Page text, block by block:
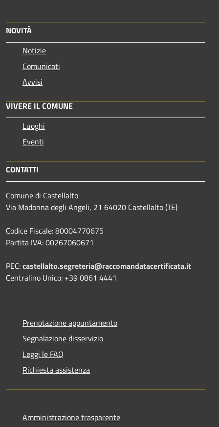
NOVITÀ
Notizie
Comunicati
Avvisi
VIVERE IL COMUNE
Luoghi
Eventi
CONTATTI
Comune di Castellalto
Via Madonna degli Angeli, 21 64020 Castellalto (TE)
Codice Fiscale: 80004770675
Partita IVA: 00267060671
PEC:castellalto.segreteria@raccomandatacertificata.it
Centralino Unico: +39 0861 4441
Prenotazione appuntamento
Segnalazione disservizio
Leggi le FAQ
Richiesta assistenza
Amministrazione trasparente